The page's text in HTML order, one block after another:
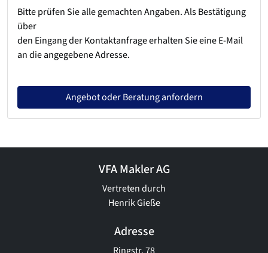
Bitte prüfen Sie alle gemachten Angaben. Als Bestätigung
über
den Eingang der Kontaktanfrage erhalten Sie eine E-Mail
an die angegebene Adresse.
Angebot oder Beratung anfordern
VFA Makler AG
Vertreten durch
Henrik Gieße
Adresse